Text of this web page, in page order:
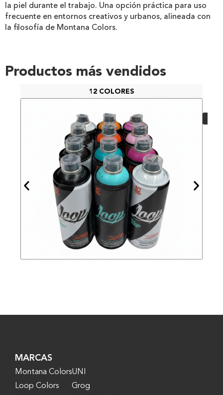
la piel durante el trabajo. Una opción práctica para uso
frecuente en entornos creativos y urbanos, alineada con
la filosofía de Montana Colors.
Productos más vendidos
12 COLORES
MARCAS
Montana Colors
Loop Colors
UNI
Grog